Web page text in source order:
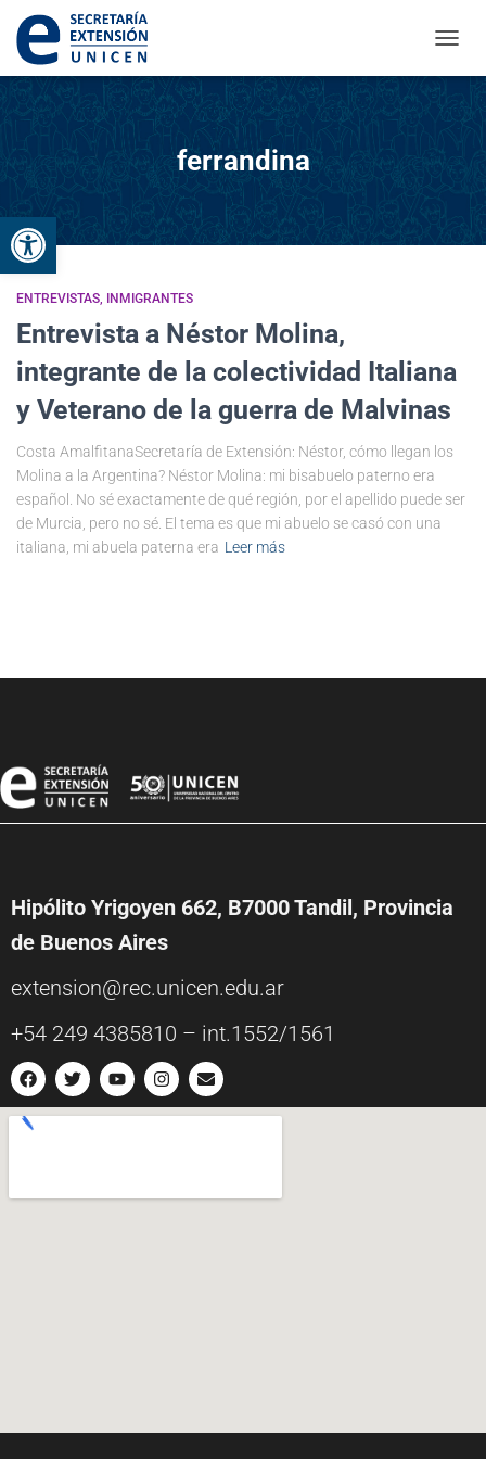
Abrir barra de herramientas
ferrandina
ENTREVISTAS INMIGRANTES
Entrevista a Néstor Molina,
integrante de la colectividad Italiana
y Veterano de la guerra de Malvinas
Costa AmalfitanaSecretaría de Extensión: Néstor, cómo llegan los
Molina a la Argentina? Néstor Molina: mi bisabuelo paterno era
español. No sé exactamente de qué región, por el apellido puede ser
de Murcia, pero no sé. El tema es que mi abuelo se casó con una
italiana, mi abuela paterna era Leer más
Hipólito Yrigoyen 662, B7000 Tandil, Provincia
de Buenos Aires
extension@rec.unicen.edu.ar
+54 249 4385810 – int.1552/1561